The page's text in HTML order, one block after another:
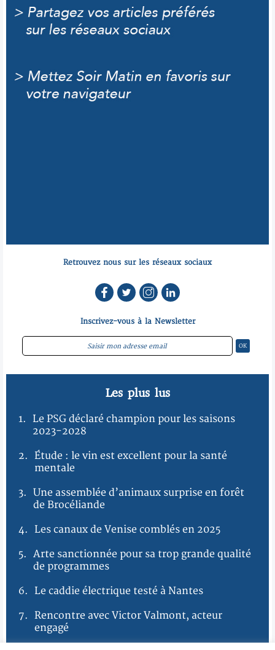
Retrouvez nous sur les réseaux sociaux
Inscrivez-vous à la Newsletter
Les plus lus
1. Le PSG déclaré champion pour les saisons
2023-2028
2. Étude : le vin est excellent pour la santé
mentale
3. Une assemblée d’animaux surprise en forêt
de Brocéliande
4. Les canaux de Venise comblés en 2025
5. Arte sanctionnée pour sa trop grande qualité
de programmes
6. Le caddie électrique testé à Nantes
7. Rencontre avec Victor Valmont, acteur
engagé